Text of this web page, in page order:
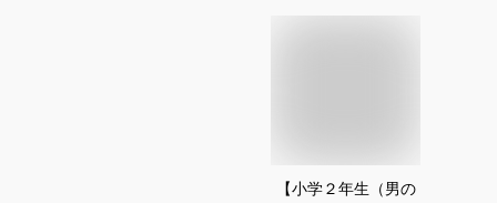
【小学２年生（男の